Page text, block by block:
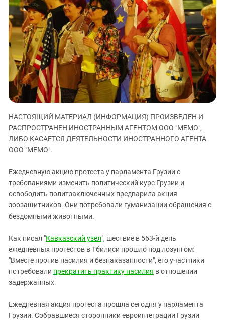
ЗАСТАВЛЯЕТ
КАВКАЗ ЗА ПАЛЕСТИНУ
ИНАКОМЫСЛИЕ В ЧЕЧНЕ
ПРЕСЛЕДОВАНИЕ АКТИВИСТОВ
МОБИЛИЗАЦИЯ И ПРОТЕСТЫ
Дагестан
Ингушетия
Кабардино-Балкария
Калмыкия
Карачаево-Черкесия
Краснодарский край
Нагорный Карабах
Российская Федерация
Северная Осетия - Алания
Ставропольский край
Чечня
Южная Осетия
ЮФО
НАСТОЯЩИЙ МАТЕРИАЛ (ИНФОРМАЦИЯ) ПРОИЗВЕДЕН И
РАСПРОСТРАНЕН ИНОСТРАННЫМ АГЕНТОМ ООО "МЕМО",
ЛИБО КАСАЕТСЯ ДЕЯТЕЛЬНОСТИ ИНОСТРАННОГО АГЕНТА
ООО "МЕМО".
Ежедневную акцию протеста у парламента Грузии с
требованиями изменить политический курс Грузии и
освободить политзаключенных предварила акция
зоозащитников. Они потребовали гуманизации обращения с
бездомными животными.
Как писал "Кавказский узел", шествие в 563-й день
ежедневных протестов в Тбилиси прошло под лозунгом:
"Вместе против насилия и безнаказанности", его участники
потребовали прекратить практику насилия в отношении
задержанных.
Ежедневная акция протеста прошла сегодня у парламента
Грузии. Собравшиеся сторонники евроинтеграции Грузии